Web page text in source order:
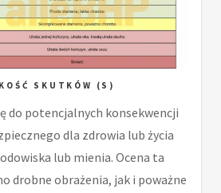
SKUTKÓW (S)
do potencjalnych konsekwencji
dla zdrowia lub życia
lub mienia. Ocena ta
drobne obrażenia, jak i poważne